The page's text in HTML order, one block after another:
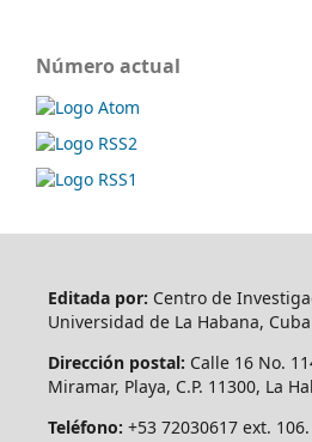
Número actual
Editada por: Centro de
Universidad de La Habana,
Dirección postal: Calle 16 No.
Miramar, Playa, C.P. 11300, La
Teléfono: +53 72030617 ext. 106.